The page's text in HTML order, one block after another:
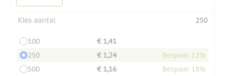
Kies aantal 250
100
€ 1,41
250
€ 1,24
Bespaar 12%
500
€ 1,16
Bespaar 18%